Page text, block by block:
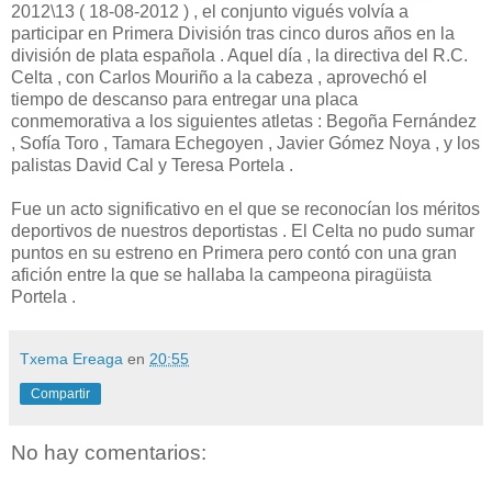
2012\13 ( 18-08-2012 ) , el conjunto vigués volvía a
participar en Primera División tras cinco duros años en la
división de plata española . Aquel día , la directiva del R.C.
Celta , con Carlos Mouriño a la cabeza , aprovechó el
tiempo de descanso para entregar una placa
conmemorativa a los siguientes atletas : Begoña Fernández
, Sofía Toro , Tamara Echegoyen , Javier Gómez Noya , y los
palistas David Cal y Teresa Portela .
Fue un acto significativo en el que se reconocían los méritos
deportivos de nuestros deportistas . El Celta no pudo sumar
puntos en su estreno en Primera pero contó con una gran
afición entre la que se hallaba la campeona piragüista
Portela .
Txema Ereaga en 20:55
Compartir
No hay comentarios: